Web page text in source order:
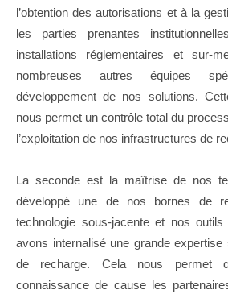
l’obtention des autorisations et à la
les parties prenantes
installations réglementaires et sur-
nombreuses autres équipes
développement de nos solutions.
nous permet un contrôle total du
l’exploitation de nos infrastructures de
La seconde est la maîtrise de nos
développé une de nos bornes de
technologie sous-jacente et nos
avons internalisé une grande
de recharge. Cela nous permet
connaissance de cause les